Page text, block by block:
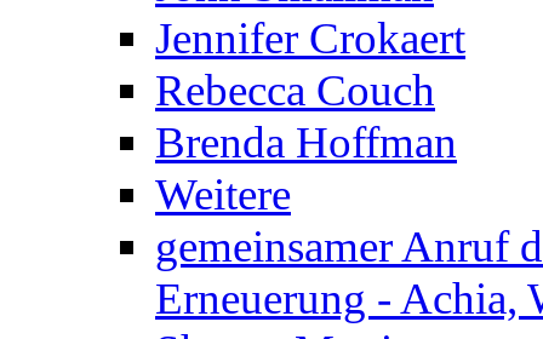
Jennifer Crokaert
Rebecca Couch
Brenda Hoffman
Weitere
gemeinsamer Anruf
Erneuerung - Achia,